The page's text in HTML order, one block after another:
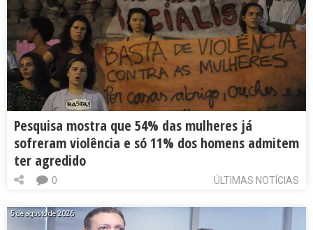
Pesquisa mostra que 54% das mulheres já
sofreram violência e só 11% dos homens admitem
ter agredido
ÚLTIMAS NOTÍCIAS
0
5 de agosto de 2026